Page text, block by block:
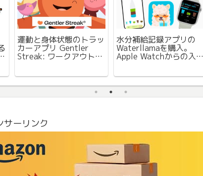
運動と身体状態のトラッ
カーアプリ Gentler
Streak: ワークアウト
水分補給記録アプリの
Waterllamaを購入。
Apple Watchからの入力
サーリンク